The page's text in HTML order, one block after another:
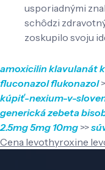
usporiadnými
schôdzi
zoskupilo svoju
amoxicilin klavulanát
fluconazol flukonazol
kúpiť-nexium-v-
generická zebeta
2.5mg 5mg 10mg >>
Cena levothyroxine